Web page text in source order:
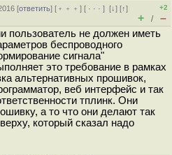
[ответить] [ ﹢﹢﹢] [ · · ·][↓] [↑]
+2
+ / –
пользователь не должен иметь
беспроводного
сигнала"
это требование в рамках
альтернативных прошивок,
веб интерфейс и так
тплинк. Они
а то что они делают так
который сказал надо